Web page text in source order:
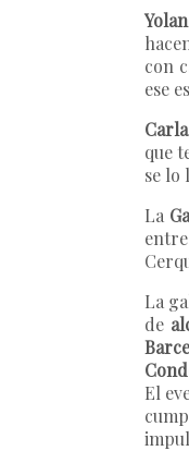
con
ese
que
se lo
La
La
de
El